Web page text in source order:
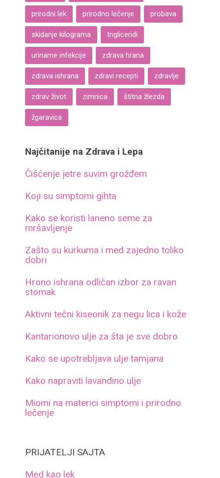
prirodni lek prirodno lečenje probava
skidanje kilograma trigliceridi
urinarne infekcije zdrava hrana
zdrava ishrana zdravi recepti zdravlje
zdrav život zimnica štitna žlezda
žgaravica
Najčitanije na Zdrava i Lepa
Čišćenje jetre suvim grožđem
Koji su simptomi gihta
Kako se koristi laneno seme za
mršavljenje
Zašto su kurkuma i med zajedno toliko
dobri
Hrono ishrana odličan izbor za ravan
stomak
Aktivni tečni kiseonik za negu lica i kože
Kantarionovo ulje za šta je sve dobro
Kako se upotrebljava ulje tamjana
Kako napraviti lavandino ulje
Miomi na materici simptomi i prirodno
lečenje
PRIJATELJI SAJTA
Med kao lek